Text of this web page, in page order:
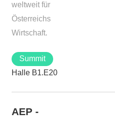
weltweit für
Österreichs
Wirtschaft.
Summit
Halle B1.E20
AEP -